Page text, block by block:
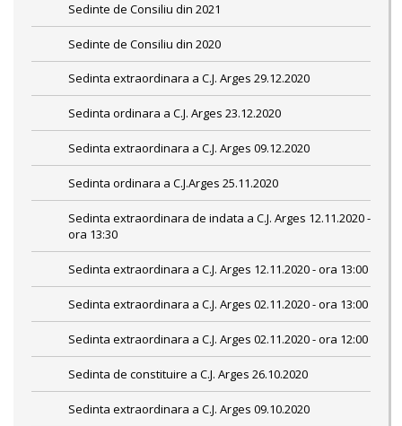
Sedinte de Consiliu din 2021
Sedinte de Consiliu din 2020
Sedinta extraordinara a C.J. Arges 29.12.2020
Sedinta ordinara a C.J. Arges 23.12.2020
Sedinta extraordinara a C.J. Arges 09.12.2020
Sedinta ordinara a C.J.Arges 25.11.2020
Sedinta extraordinara de indata a C.J. Arges 12.11.2020 -
ora 13:30
Sedinta extraordinara a C.J. Arges 12.11.2020 - ora 13:00
Sedinta extraordinara a C.J. Arges 02.11.2020 - ora 13:00
Sedinta extraordinara a C.J. Arges 02.11.2020 - ora 12:00
Sedinta de constituire a C.J. Arges 26.10.2020
Sedinta extraordinara a C.J. Arges 09.10.2020